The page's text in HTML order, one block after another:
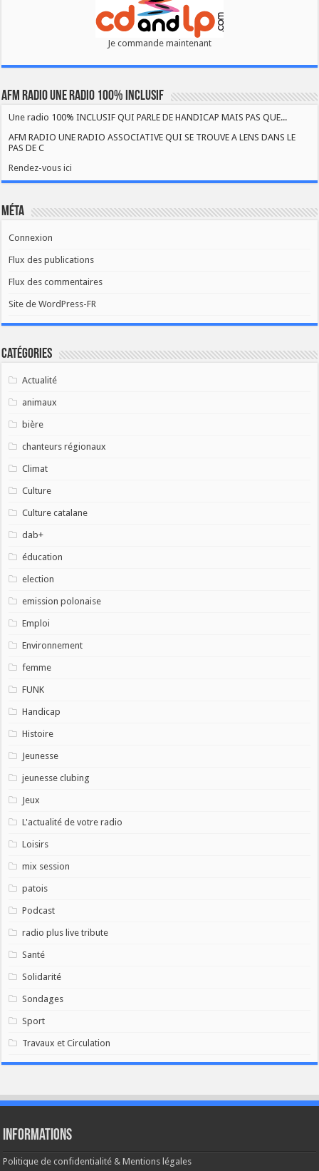
Je commande maintenant
AFM RADIO UNE RADIO 100% INCLUSIF
Une radio 100% INCLUSIF QUI PARLE DE HANDICAP MAIS PAS QUE...
AFM RADIO UNE RADIO ASSOCIATIVE QUI SE TROUVE A LENS DANS LE
PAS DE C
Rendez-vous ici
Méta
Connexion
Flux des publications
Flux des commentaires
Site de WordPress-FR
Catégories
Actualité
animaux
bière
chanteurs régionaux
Climat
Culture
Culture catalane
dab+
éducation
election
emission polonaise
Emploi
Environnement
femme
FUNK
Handicap
Histoire
Jeunesse
jeunesse clubing
Jeux
L'actualité de votre radio
Loisirs
mix session
patois
Podcast
radio plus live tribute
Santé
Solidarité
Sondages
Sport
Travaux et Circulation
Informations
Politique de confidentialité & Mentions légales